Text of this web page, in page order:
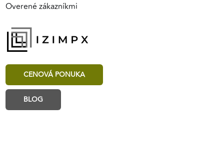
Overené zákazníkmi
CENOVÁ PONUKA
BLOG